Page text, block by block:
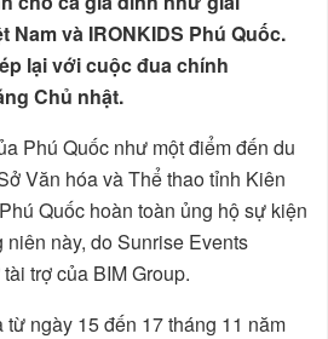
Nam và IRONKIDS Phú Quốc.
lại với cuộc đua chính
Chủ nhật.
Phú Quốc như một điểm đến du
Văn hóa và Thể thao tỉnh Kiên
Quốc hoàn toàn ủng hộ sự kiện
này, do Sunrise Events
trợ của BIM Group.
ngày 15 đến 17 tháng 11 năm